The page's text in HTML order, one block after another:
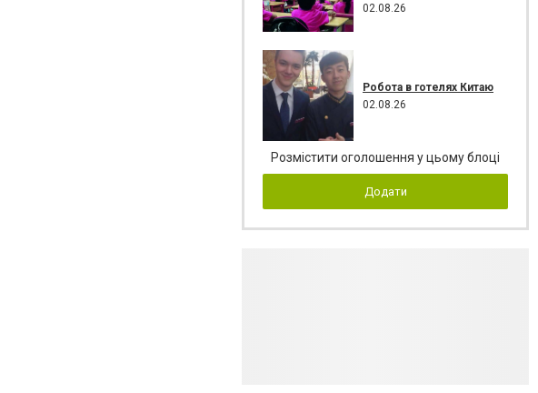
02.08.26
Робота в готелях Китаю
02.08.26
Розмістити оголошення у цьому блоці
Додати